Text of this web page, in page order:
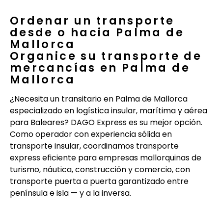
Ordenar un transporte
desde o hacia Palma de
Mallorca
Organice su transporte de
mercancías en Palma de
Mallorca
¿Necesita un transitario en Palma de Mallorca
especializado en logística insular, marítima y aérea
para Baleares? DAGO Express es su mejor opción.
Como operador con experiencia sólida en
transporte insular, coordinamos transporte
express eficiente para empresas mallorquinas de
turismo, náutica, construcción y comercio, con
transporte puerta a puerta garantizado entre
península e isla — y a la inversa.